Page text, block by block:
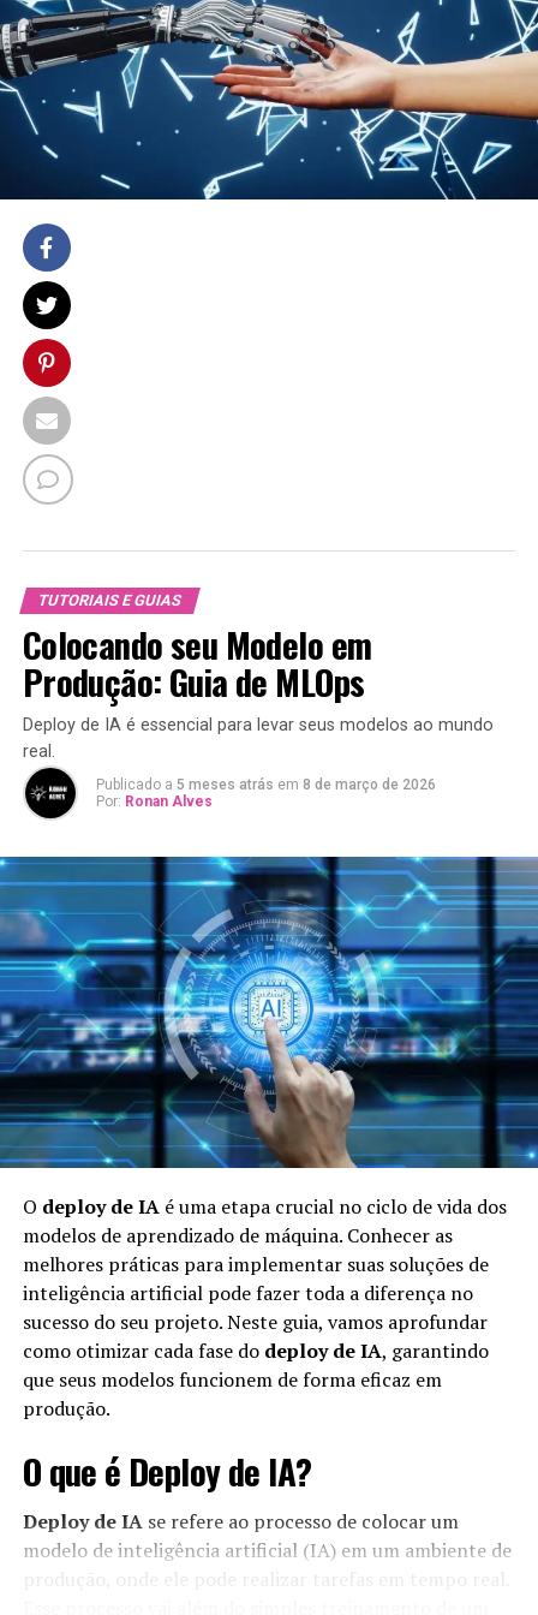
TUTORIAIS E GUIAS
Colocando seu Modelo em
Produção: Guia de MLOps
Deploy de IA é essencial para levar seus modelos ao mundo
real.
Publicado a 5 meses atrás em 8 de março de 2026
Por: Ronan Alves
O deploy de IAé uma etapa crucial no ciclo de vida dos
modelos de aprendizado de máquina. Conhecer as
melhores práticas para implementar suas soluções de
inteligência artificial pode fazer toda a diferença no
sucesso do seu projeto. Neste guia, vamos aprofundar
como otimizar cada fase do deploy de IA, garantindo
que seus modelos funcionem de forma eficaz em
produção.
O que é Deploy de IA?
Deploy de IAse refere ao processo de colocar um
modelo de inteligência artificial (IA) em um ambiente de